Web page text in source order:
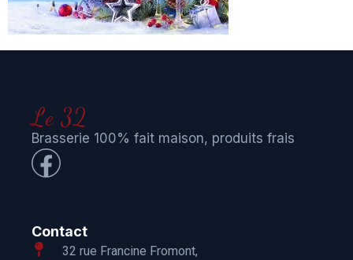
Le 32
Brasserie 100% fait maison, produits frais
Contact
32 rue Francine Fromont,